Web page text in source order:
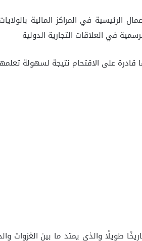
الرئيسية في المراكز المالية
في العلاقات التجارية الدولية
قادرة على الاقتحام نتيجة لسهولة
طويلًا والذي يمتد ما بين الغزوات